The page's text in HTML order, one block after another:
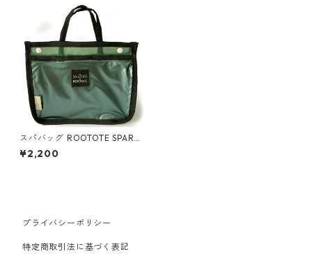
スパバッグ ROOTOTE SPARO
O ルートート SN.スパルー.バ
ランスト シャイニーグリーン
¥2,200
プライバシーポリシー
特定商取引法に基づく表記